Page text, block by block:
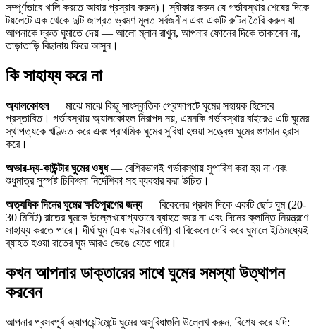
সম্পূর্ণভাবে খালি করতে আবার প্রস্রাব করুন)। স্বীকার করুন যে গর্ভাবস্থার শেষের দিকে
টয়লেটে এক থেকে দুটি জাগ্রত ভ্রমণ মূলত সর্বজনীন এবং একটি রুটিন তৈরি করুন যা
আপনাকে দ্রুত ঘুমাতে দেয় — আলো ম্লান রাখুন, আপনার ফোনের দিকে তাকাবেন না,
তাড়াতাড়ি বিছানায় ফিরে আসুন।
কি সাহায্য করে না
অ্যালকোহল— মাঝে মাঝে কিছু সাংস্কৃতিক প্রেক্ষাপটে ঘুমের সহায়ক হিসেবে
প্রস্তাবিত। গর্ভাবস্থায় অ্যালকোহল নিরাপদ নয়, এমনকি গর্ভাবস্থার বাইরেও এটি ঘুমের
স্থাপত্যকে খণ্ডিত করে এবং প্রাথমিক ঘুমের সুবিধা হওয়া সত্ত্বেও ঘুমের গুণমান হ্রাস
করে।
অভার-দ্য-কাউন্টার ঘুমের ওষুধ— বেশিরভাগই গর্ভাবস্থায় সুপারিশ করা হয় না এবং
শুধুমাত্র সুস্পষ্ট চিকিৎসা নির্দেশিকা সহ ব্যবহার করা উচিত।
অত্যধিক দিনের ঘুমের ক্ষতিপূরণের জন্য— বিকেলের প্রথম দিকে একটি ছোট ঘুম (20-
30 মিনিট) রাতের ঘুমকে উল্লেখযোগ্যভাবে ব্যাহত করে না এবং দিনের ক্লান্তি নিয়ন্ত্রণে
সাহায্য করতে পারে। দীর্ঘ ঘুম (এক ঘণ্টার বেশি) বা বিকেলে দেরি করে ঘুমালে ইতিমধ্যেই
ব্যাহত হওয়া রাতের ঘুম আরও ভেঙে যেতে পারে।
কখন আপনার ডাক্তারের সাথে ঘুমের সমস্যা উত্থাপন
করবেন
আপনার প্রসবপূর্ব অ্যাপয়েন্টমেন্টে ঘুমের অসুবিধাগুলি উল্লেখ করুন, বিশেষ করে যদি: